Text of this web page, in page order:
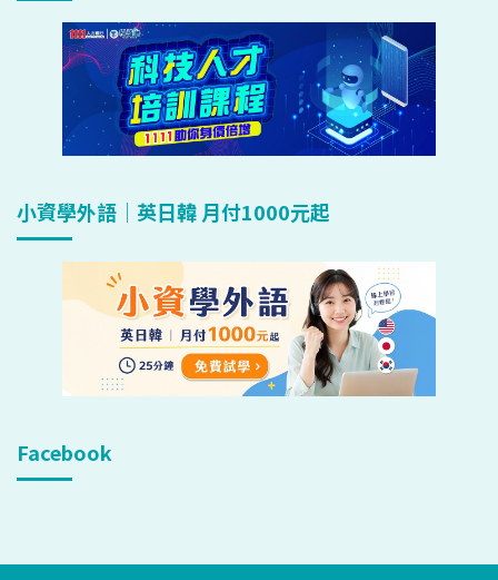
小資學外語｜英日韓 月付1000元起
Facebook